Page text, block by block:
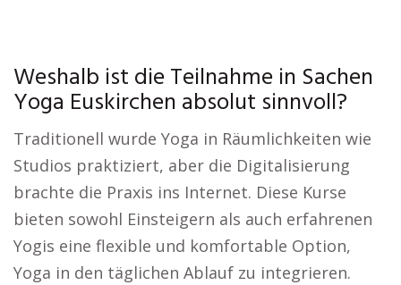
Weshalb ist die Teilnahme in Sachen
Yoga Euskirchen absolut sinnvoll?
Traditionell wurde Yoga in Räumlichkeiten wie
Studios praktiziert, aber die Digitalisierung
brachte die Praxis ins Internet. Diese Kurse
bieten sowohl Einsteigern als auch erfahrenen
Yogis eine flexible und komfortable Option,
Yoga in den täglichen Ablauf zu integrieren.